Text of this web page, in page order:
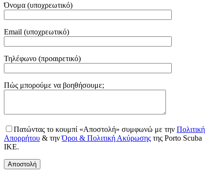
Όνομα (υποχρεωτικό)
Email (υποχρεωτικό)
Τηλέφωνο (προαιρετικό)
Gender
Πώς μπορούμε να βοηθήσουμε;
Πατώντας το κουμπί «Αποστολή» συμφωνώ με την Πολιτική
Απορρήτου & τηνΌροι & Πολιτική Ακύρωσης της Porto Scuba
IKE.